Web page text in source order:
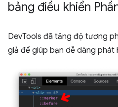
bảng điều khiển
DevTools đã tăng độ tương
giả để giúp bạn dễ dàng phát